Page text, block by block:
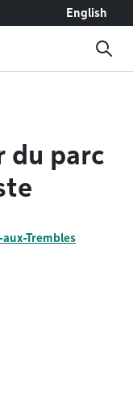
English
du parc
Trembles